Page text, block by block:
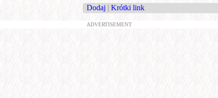
Dodaj | Krótki link
ADVERTISEMENT